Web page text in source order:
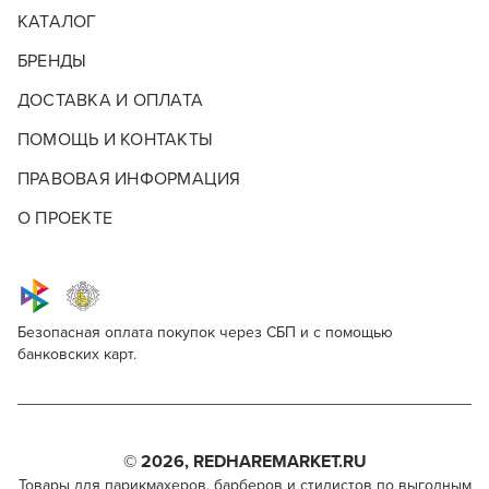
КАТАЛОГ
БРЕНДЫ
ДОСТАВКА И ОПЛАТА
ПОМОЩЬ И КОНТАКТЫ
ПРАВОВАЯ ИНФОРМАЦИЯ
О ПРОЕКТЕ
Безопасная оплата покупок через СБП и с помощью
банковских карт.
© 2026, REDHAREMARKET.RU
Товары для парикмахеров, барберов и стилистов по выгодным
ВКОНТАКТЕ
парикмахерам, барберам, колористам и другим
специалистам бьюти-индустрии.